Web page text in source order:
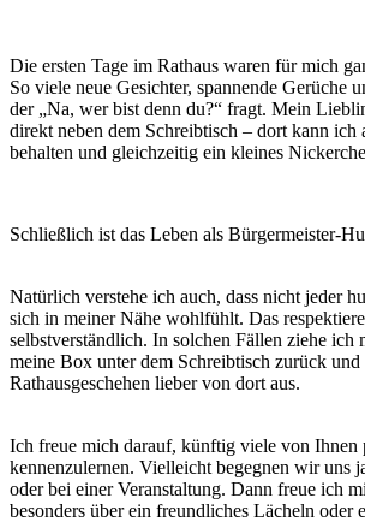
Die ersten Tage im Rathaus waren für mich
So viele neue Gesichter, spannende Gerüche
der „Na, wer bist denn du?“ fragt. Mein
direkt neben dem Schreibtisch – dort kann
behalten und gleichzeitig ein kleines
Schließlich ist das Leben als Bürgermeister-
Natürlich verstehe ich auch, dass nicht jeder
sich in meiner Nähe wohlfühlt. Das
selbstverständlich. In solchen Fällen ziehe ich
meine Box unter dem Schreibtisch zurück und
Rathausgeschehen lieber von dort aus.
Ich freue mich darauf, künftig viele von Ihnen
kennenzulernen. Vielleicht begegnen wir uns
oder bei einer Veranstaltung. Dann freue ich
besonders über ein freundliches Lächeln oder